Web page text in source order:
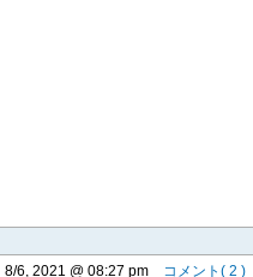
8/6, 2021 @ 08:27 pm コメント( 2 )